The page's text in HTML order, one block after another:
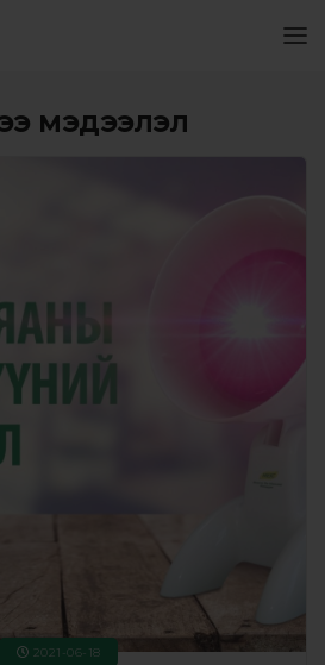
мэдээлэл
2021-06-18